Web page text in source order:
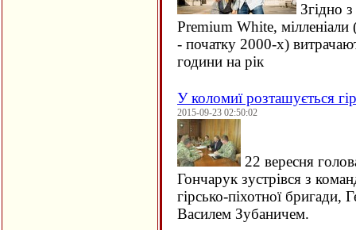
Згідно
Premium White,
- початку 2000-х)
години на рік
У коломиї розташується
2015-09-23 02:50:02
22 вересня
Гончарук зустрівся з
гірсько-піхотної бригади,
Василем Зубаничем.